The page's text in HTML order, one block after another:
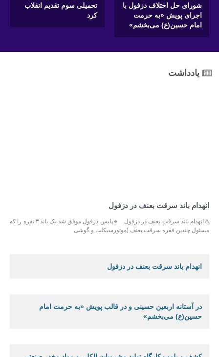
شورای حل اختلاف دزفول با
اجرای پویش «به حرمت
امام حسین(ع) می‌بخشم»
تحمیلی سوم تقدیم انقلاب
کرد
یادداشت
انهدام باند سرقت بعنف در دزفول
♨️انهدام باند سرقت بعنف در دزفول 🔹پلیس دزفول موفق شد یک باند ۳ نفره را که
مسئول چندین فقره سرقت بعنف (موتورسیکلت و گوشی
انهدام باند سرقت بعنف در دزفول
در آستانه اربعین حسینی و در قالب پویش «به حرمت امام
حسین(ع) می‌بخشم»